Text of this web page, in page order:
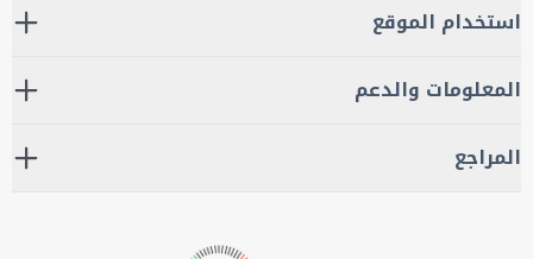
استخدام الموقع
المعلومات والدعم
المراجع